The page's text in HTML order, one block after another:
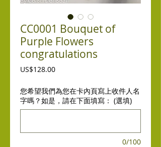
CC0001 Bouquet of
Purple Flowers
congratulations
US$128.00價
您希望我們為您在卡內頁寫上收件人名
字嗎？如是，請在下面填寫： (選填)
0/100